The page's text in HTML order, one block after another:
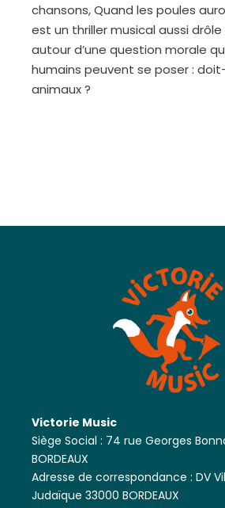
chansons, Quand les poules
est un thriller musical aussi
autour d’une question morale
humains peuvent se poser :
animaux ?
Victorie Music
Siège Social : 74 rue Georges
BORDEAUX
Adresse de correspondance : DV
Judaïque 33000 BORDEAUX